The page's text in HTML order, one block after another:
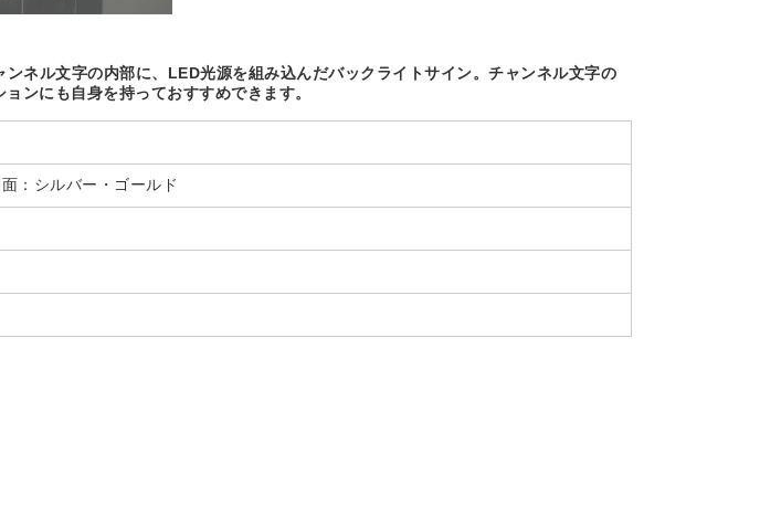
ネル文字の内部に、LED光源を組み込んだバックライトサイン。チャンネル文字の
ンにも自身を持っておすすめできます。
：シルバー・ゴールド